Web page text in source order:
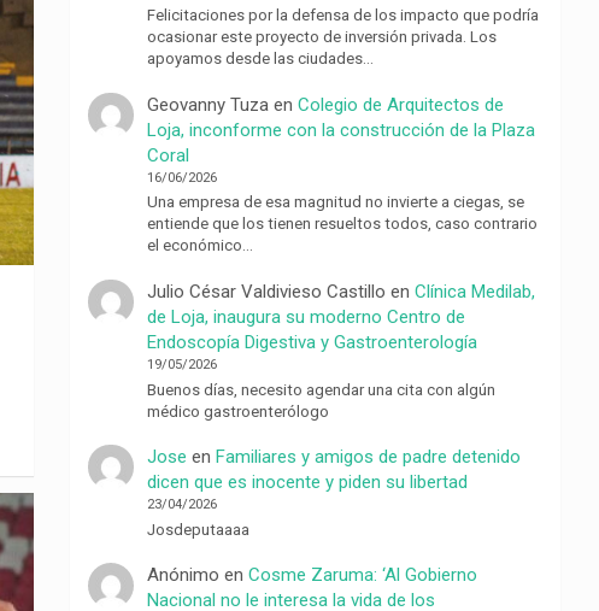
Felicitaciones por la defensa de los impacto que podría
ocasionar este proyecto de inversión privada. Los
apoyamos desde las ciudades…
Geovanny Tuza enColegio de Arquitectos de
Loja, inconforme con la construcción de la Plaza
Coral
16/06/2026
Una empresa de esa magnitud no invierte a ciegas, se
entiende que los tienen resueltos todos, caso contrario
el económico…
Julio César Valdivieso Castillo enClínica Medilab,
de Loja, inaugura su moderno Centro de
Endoscopía Digestiva y Gastroenterología
19/05/2026
Buenos días, necesito agendar una cita con algún
médico gastroenterólogo
Jose enFamiliares y amigos de padre detenido
dicen que es inocente y piden su libertad
23/04/2026
Josdeputaaaa
Anónimo enCosme Zaruma: ‘Al Gobierno
Nacional no le interesa la vida de los